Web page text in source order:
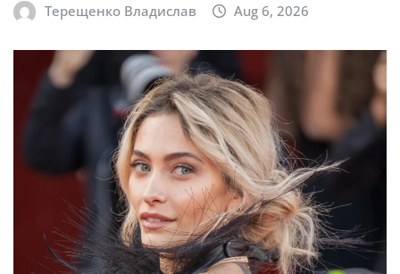
Терещенко Владислав Aug 6, 2026